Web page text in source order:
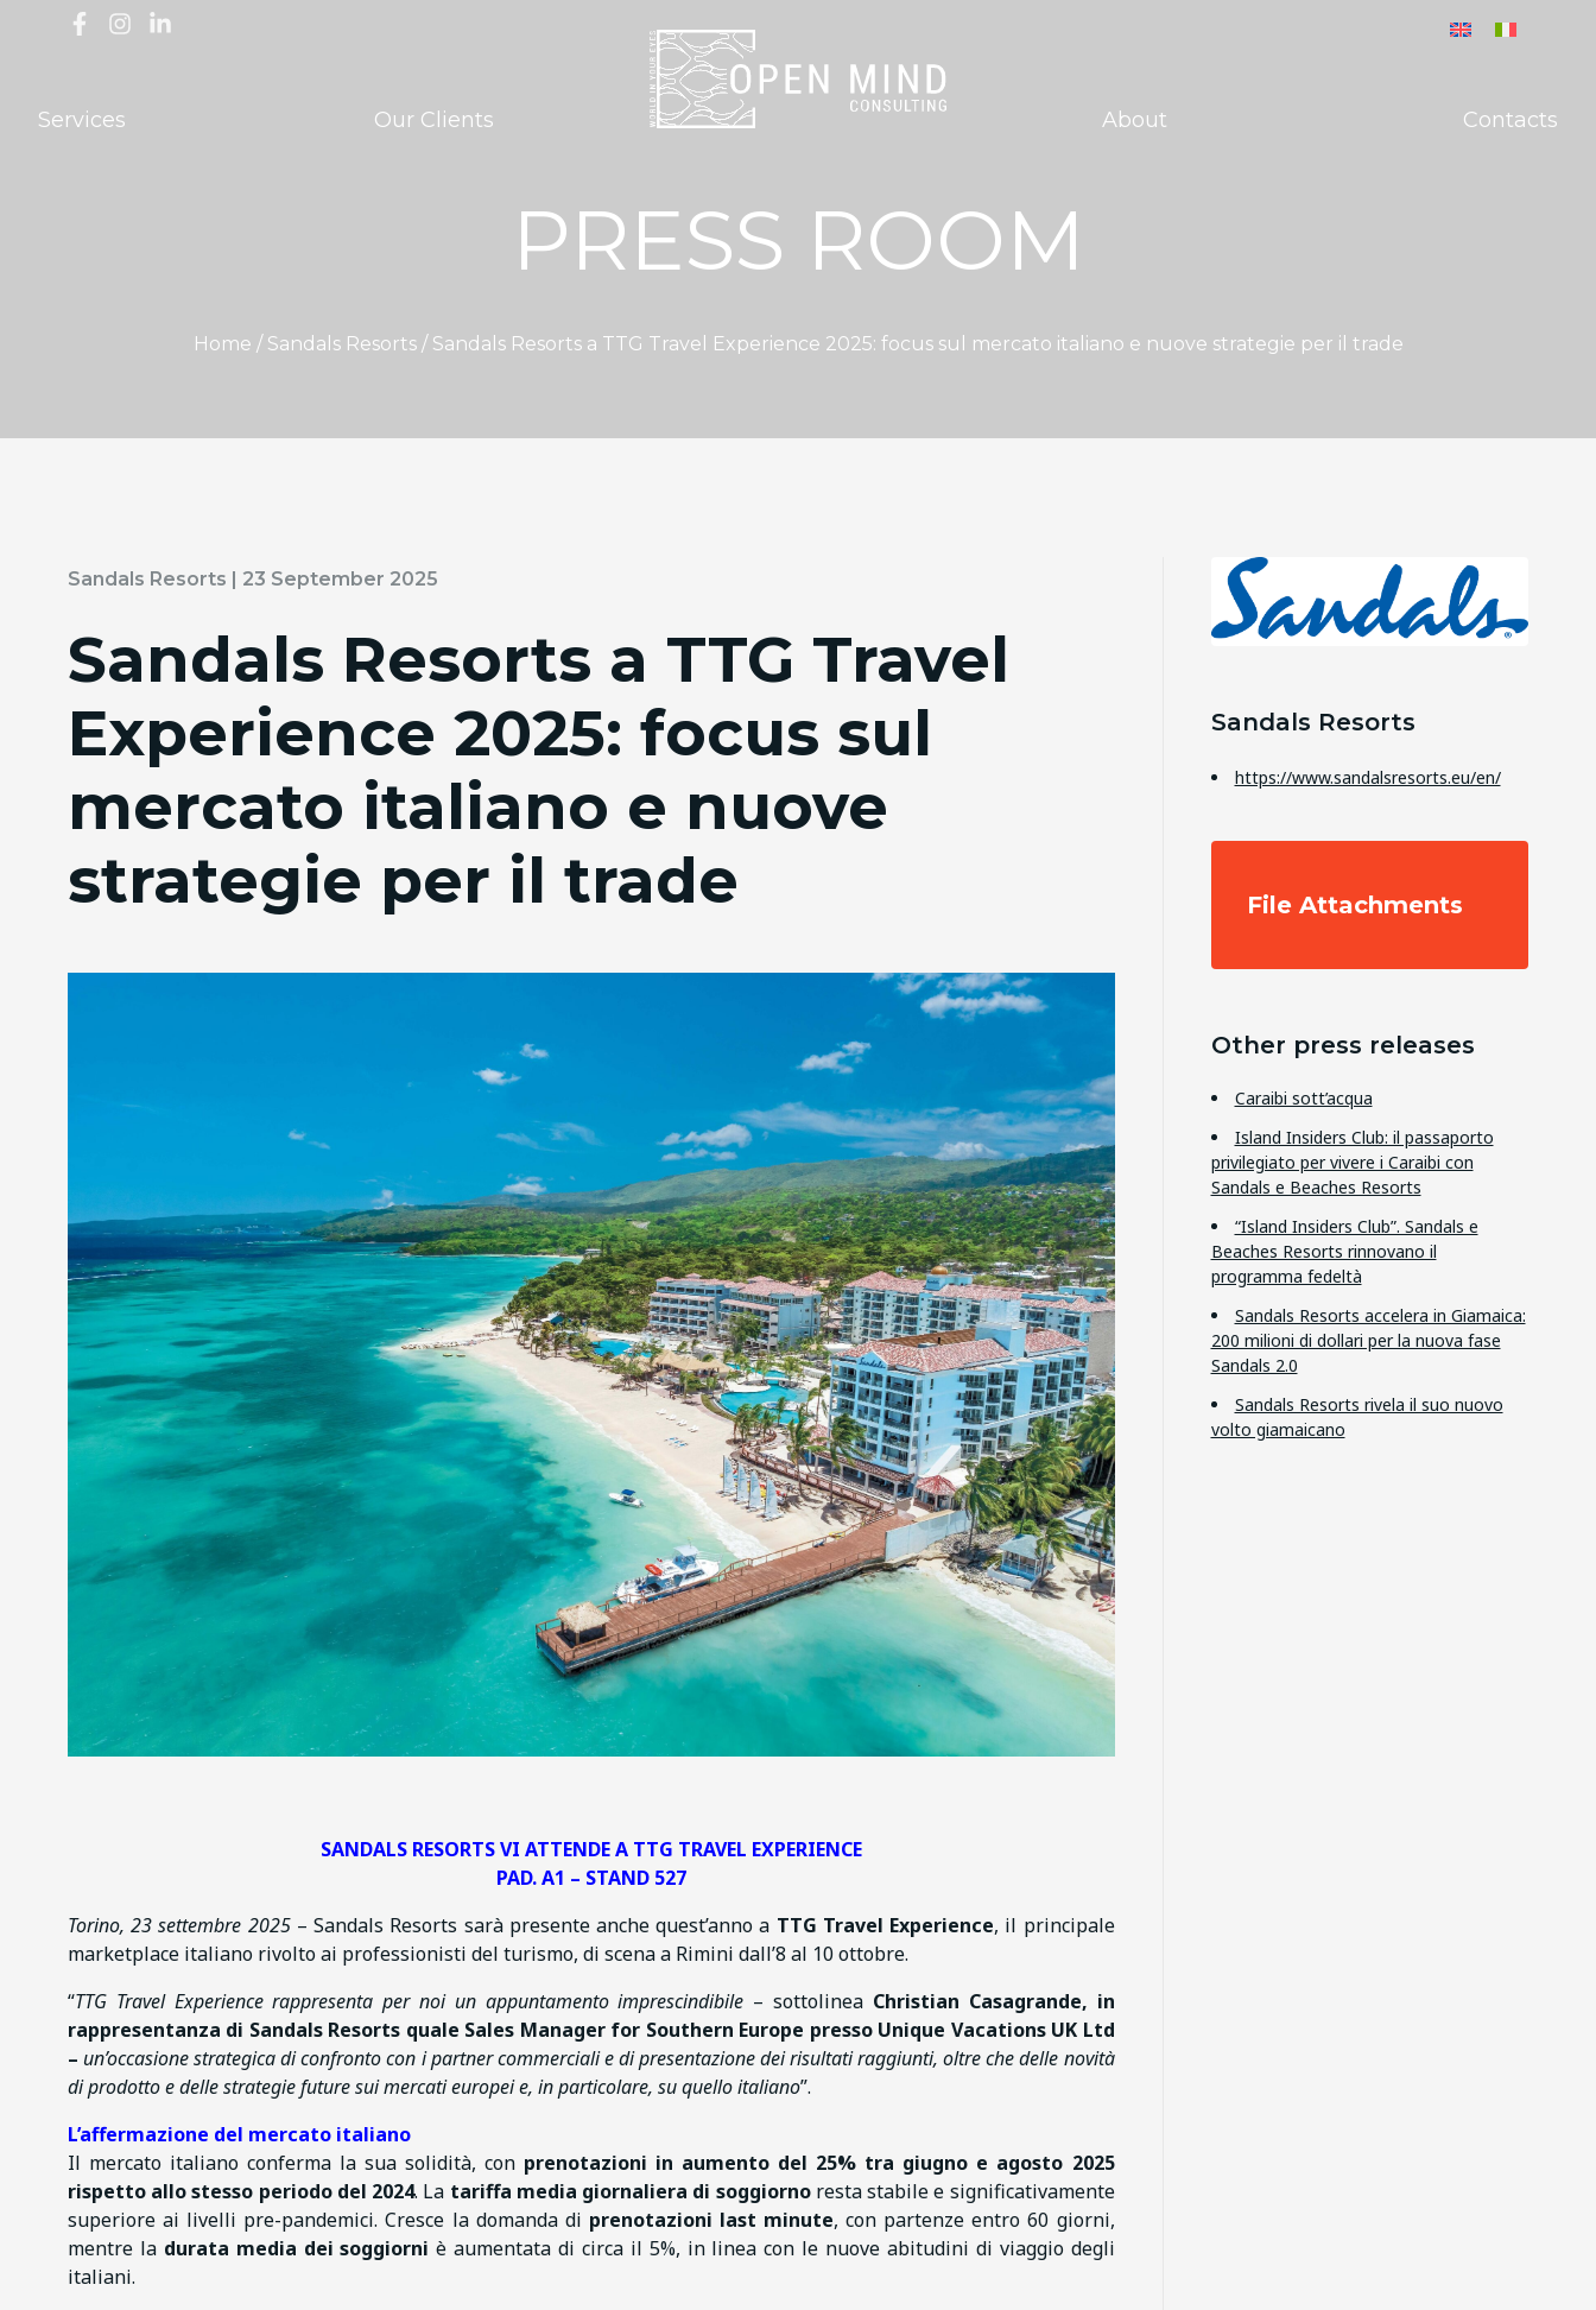
Services Our Clients About Contacts
PRESS ROOM
Home / Sandals Resorts/ Sandals Resorts a TTG Travel Experience 2025: focus sul mercato italiano e nuove strategie per il trade
Sandals Resorts | 23 September 2025
Sandals Resorts a TTG Travel
Experience 2025: focus sul
mercato italiano e nuove
strategie per il trade
SANDALS RESORTS VI ATTENDE A TTG TRAVEL EXPERIENCE
PAD. A1 – STAND 527
Torino, 23 settembre 2025– Sandals Resorts sarà presente anche quest’anno a TTG Travel Experience, il principale
marketplace italiano rivolto ai professionisti del turismo, di scena a Rimini dall’8 al 10 ottobre.
“TTG Travel Experience rappresenta per noi un appuntamento imprescindibile – sottolinea Christian Casagrande, in
rappresentanza di Sandals Resorts quale Sales Manager for Southern Europe presso Unique Vacations UK Ltd
– un’occasione strategica di confronto con i partner commerciali e di presentazione dei risultati raggiunti, oltre che delle novità
di prodotto e delle strategie future sui mercati europei e, in particolare, su quello italiano”.
L’affermazione del mercato italiano
Il mercato italiano conferma la sua solidità, con prenotazioni in aumento del 25% tra giugno e agosto 2025
rispetto allo stesso periodo del 2024. La tariffa media giornaliera di soggiornoresta stabile e significativamente
superiore ai livelli pre-pandemici. Cresce la domanda di prenotazioni last minute, con partenze entro 60 giorni,
mentre la durata media dei soggiorni è aumentata di circa il 5%, in linea con le nuove abitudini di viaggio degli
italiani.
Sandals Resorts
https://www.sandalsresorts.eu/en/
File Attachments
Other press releases
Caraibi sott’acqua
Island Insiders Club: il passaporto
privilegiato per vivere i Caraibi con
Sandals e Beaches Resorts
“Island Insiders Club”. Sandals e
Beaches Resorts rinnovano il
programma fedeltà
Sandals Resorts accelera in Giamaica:
200 milioni di dollari per la nuova fase
Sandals 2.0
Sandals Resorts rivela il suo nuovo
volto giamaicano